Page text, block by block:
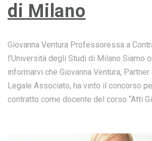
di Milano
Giovanna Ventura Professoressa a
l’Università degli Studi di Milano Siamo
informarvi che Giovanna Ventura,
Legale Associato, ha vinto il concorso
contratto come docente del corso “Atti